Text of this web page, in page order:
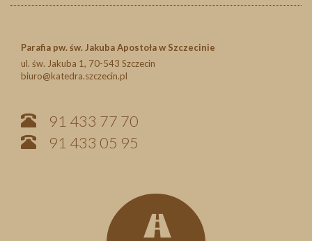
Parafia pw. św. Jakuba Apostoła w Szczecinie
ul. św. Jakuba 1, 70-543 Szczecin
biuro@katedra.szczecin.pl
91 433 77 70
91 433 05 95